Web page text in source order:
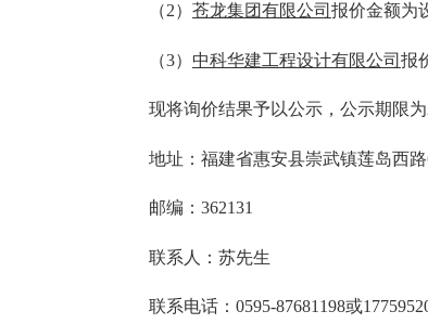
（2） 苍龙集团有限公司 报价金额为
（3） 中科华建工程设计有限公司 报
现将询价结果予以公示，公示期限为
地址：福建省惠安县崇武镇莲岛西路
邮编： 362131
联系人：苏先生
联系电话： 0595-87681198或